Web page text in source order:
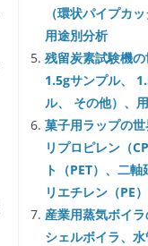
（環状パイプカ
用途別分析
残留炭素試験機
1.5gサンプル、
ル、 その他）、
菓子用ラップの
リプロピレン（
ト（PET）、二
リエチレン（PE
産業用蒸気ボイ
シェルボイラ、